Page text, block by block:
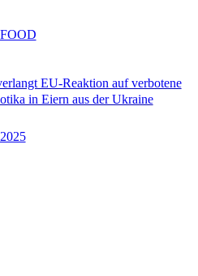
EU-Reaktion auf verbotene
in Eiern aus der Ukraine